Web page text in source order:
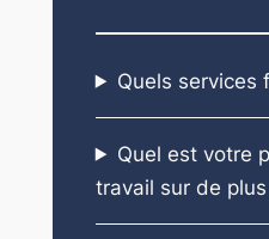
Quels services
Quel est votre
travail sur de